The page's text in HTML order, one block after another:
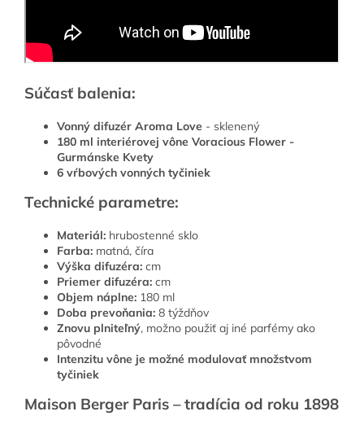
Súčasť balenia:
Vonný difuzér Aroma Love - sklenený
180 ml interiérovej vône Voracious Flower -
Gurmánske Kvety
6 vŕbových vonných tyčiniek
Technické parametre:
Materiál: hrubostenné sklo
Farba: matná, číra
Výška difuzéra: cm
Priemer difuzéra: cm
Objem náplne: 180 ml
Doba prevoňania: 8 týždňov
Znovu plniteľný, možno použiť aj iné parfémy ako
pôvodné
Intenzitu vône je možné modulovať množstvom
tyčiniek
Maison Berger Paris – tradícia od roku 1898